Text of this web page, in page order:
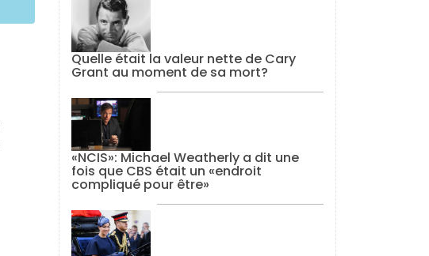
Quelle était la valeur nette de Cary
Grant au moment de sa mort?
«NCIS»: Michael Weatherly a dit une
fois que CBS était un «endroit
compliqué pour être»